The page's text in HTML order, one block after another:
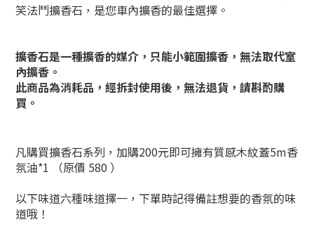
笑法鬥擴香石，是您車內擴香的最佳選擇。
擴香石是一種擴香的媒介，只能小範圍擴香，無法取代室
內擴香。
此商品為消耗品，經拆封使用後，無法退貨，請斟酌購
買。
凡購買擴香石系列，加購200元即可擁有質感木紋蓋5m香
氛油*1 （原價 580 ）
以下味道六種味道擇一，下單時記得備註想要的香氛的味
道哦！